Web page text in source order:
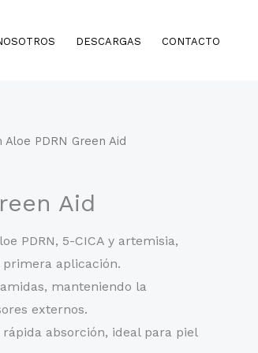
DESCARGAS CONTACTO
Aloe PDRN Green Aid
Aid
PDRN, 5-CICA y artemisia,
aplicación.
manteniendo la
externos.
absorción, ideal para piel